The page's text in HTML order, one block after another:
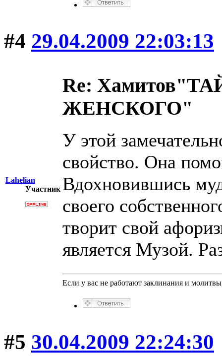
#4 29.04.2009 22:03:13
Lahelian
Участник
Re:
ЖЕНСКОГО"
У этой
свойство. Она
Вдохновившись
своего
творит свой
является Музой.
Если у вас не работают заклинания и
#5 30.04.2009 22:24:30